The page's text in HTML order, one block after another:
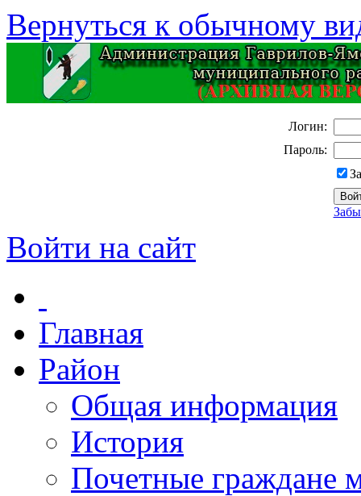
Вернуться к обычному
Логин:
Пароль:
Войти на сайт
Главная
Район
Общая информация
История
Почетные граждане